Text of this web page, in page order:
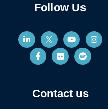
Follow Us
Contact us